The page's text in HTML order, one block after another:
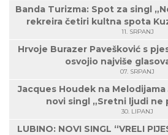
Banda Turizma: Spot za singl
rekreira četiri kultna spota
11. SRPANJ
Hrvoje Burazer Pavešković s
osvojio najviše
07. SRPANJ
Jacques Houdek na
novi singl „Sretni ljudi ne
30. LIPANJ
LUBINO: NOVI SINGL “VRELI